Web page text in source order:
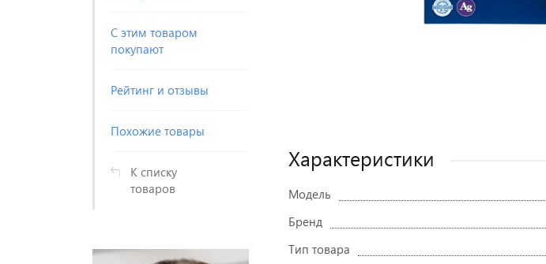
С этим товаром
покупают
Рейтинг и отзывы
Похожие товары
К списку
товаров
Характеристики
Модель
Бренд
Тип товара